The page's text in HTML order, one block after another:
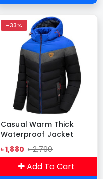
-33%
Casual Warm Thick
Waterproof Jacket
Army-03
৳ 1,880 ৳ 2,790
Add To Cart